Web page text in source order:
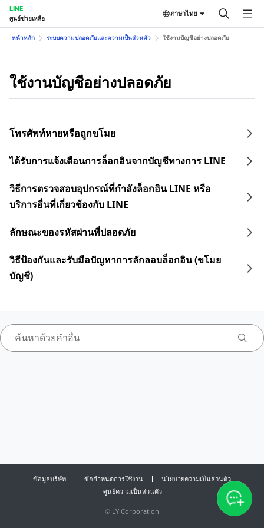
LINE
ศูนย์ช่วยเหลือ
ภาษาไทย
หน้าหลัก ระบบความปลอดภัยและความเป็นส่วนตัว ใช้งานบัญชีอย่างปลอดภัย
ใช้งานบัญชีอย่างปลอดภัย
โทรศัพท์หายหรือถูกขโมย
ได้รับการแจ้งเตือนการล็อกอินจากบัญชีทางการ LINE
วิธีการตรวจสอบอุปกรณ์ที่กำลังล็อกอิน LINE หรือ
บริการอื่นที่เกี่ยวข้องกับ LINE
ลักษณะของรหัสผ่านที่ปลอดภัย
วิธีป้องกันและรับมือปัญหาการลักลอบล็อกอิน (ขโมย
บัญชี)
ข้อมูลบริษัท ข้อกำหนดการใช้งาน
นโยบายความเป็นส่วนตัว
ศูนย์ความเป็นส่วนตัว
© LY Corporation